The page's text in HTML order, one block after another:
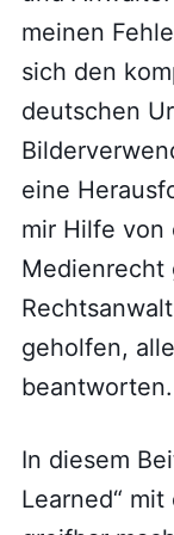
meinen
sich den
deutschen
eine
mir Hilfe von
Medienrecht
geholfen,
beantworten.
In diesem
Learned“